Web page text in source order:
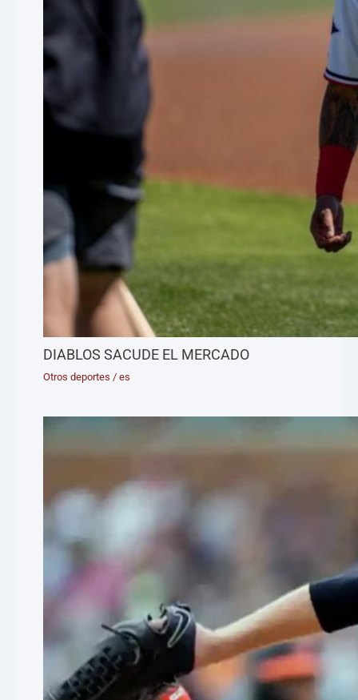
DIABLOS SACUDE EL MERCADO
Otros deportes /es